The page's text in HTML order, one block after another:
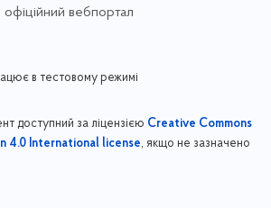
офіційний вебпортал
в тестовому режимі
доступний за ліцензією Creative Commons
4.0 International license, якщо не зазначено